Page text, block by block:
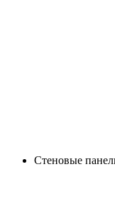
Стеновые